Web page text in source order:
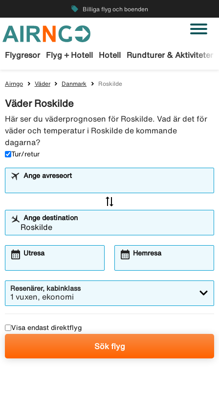
local_offer Billiga flyg och boenden
Flygresor Flyg + Hotell Hotell Rundturer & Aktiviteter
Airngo Väder Danmark Roskilde
Väder Roskilde
Här ser du väderprognosen för Roskilde. Vad är det för
väder och temperatur i Roskilde de kommande
dagarna?
Tur/retur
Ange avreseort
sync_alt
Ange destination
Utresa
calendar_month Hemresa
calendar_month
Resenärer, kabinklass
1 vuxen, ekonomi
Visa endast direktflyg
Sök flyg